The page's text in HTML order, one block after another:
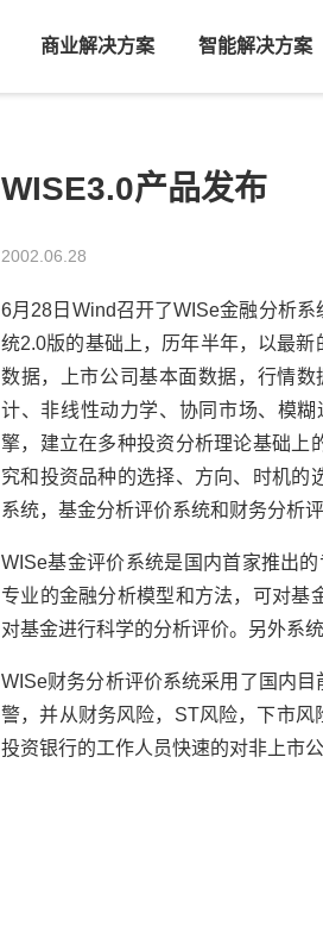
商业解决方案 智能解决方案
WISE3.0产品发布
2002.06.28
6月28日Wind召开了WISe金融分析系
统2.0版的基础上，历年半年，以最
数据，上市公司基本面数据，行情
计、非线性动力学、协同市场、模
擎，建立在多种投资分析理论基础上
究和投资品种的选择、方向、时机的
系统，基金分析评价系统和财务分析
WISe基金评价系统是国内首家推出
专业的金融分析模型和方法，可对基
对基金进行科学的分析评价。另外系
WISe财务分析评价系统采用了国内
警，并从财务风险，ST风险，下市
投资银行的工作人员快速的对非上市